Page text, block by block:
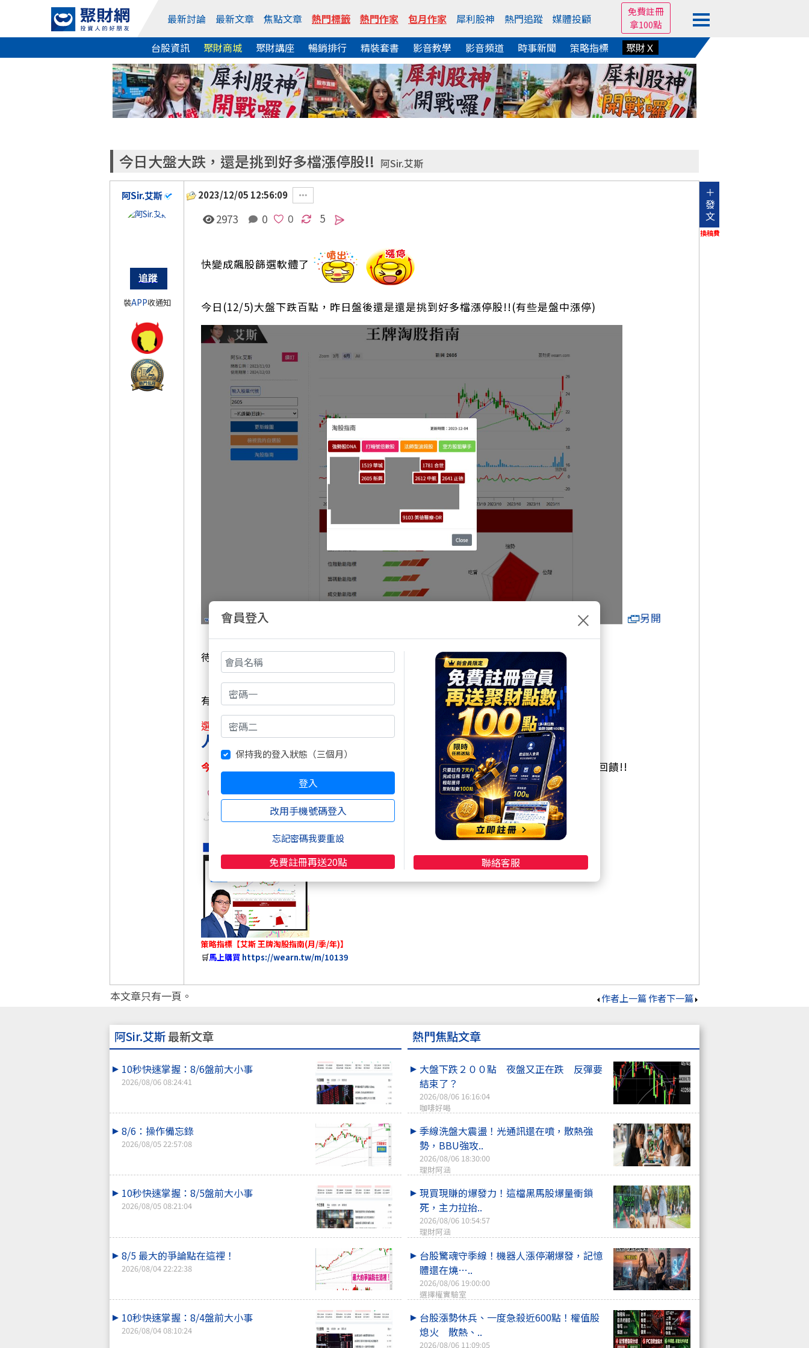
最新討論 最新文章 焦點文章 熱門標籤 熱門作家 包月作家 犀利股神 熱門追蹤 媒體投顧
免費註冊
拿100點
台股資訊 聚財商城 聚財講座 暢銷排行 精裝套書 影音教學 影音頻道 時事新聞 策略指標 聚財Ｘ
今日大盤大跌，還是挑到好多檔漲停股!! 阿Sir.艾斯
阿Sir.艾斯
裝APP收通知
2023/12/05 12:56:09
＋
發
文
換稿費
2973 0 5
快變成飆股篩選軟體了
今日(12/5)大盤下跌百點，昨日盤後還是還是挑到好多檔漲停股!!(有些是盤中漲停)
另開
待正式上架會再通知各位^^
有些個股短線不能追囉~ 昨日文章都有提醒
，今天立馬打到跌停~
選情告急!!
人氣王敬請支持阿Sir.艾斯!!
今日若有到達250票
，明日免設點直接公布最新的完整淘股名單(包括空方標的)作為回饋!!
5
策略指標【艾斯 王牌淘股指南(月/季/年)】
🛒馬上購買 https://wearn.tw/m/10139
本文章只有一頁。 作者上一篇作者下一篇
阿Sir.艾斯最新文章
10秒快速掌握：8/6盤前大小事
2026/08/06 08:24:41
8/6：操作備忘錄
2026/08/05 22:57:08
10秒快速掌握：8/5盤前大小事
2026/08/05 08:21:04
8/5 最大的爭論點在這裡！
2026/08/04 22:22:38
10秒快速掌握：8/4盤前大小事
2026/08/04 08:10:24
熱門焦點文章
大盤下跌２００點 夜盤又正在跌 反彈要
結束了？
2026/08/06 16:16:04
咖啡好喝
季線洗盤大震盪！光通訊還在噴，散熱強
勢，BBU強攻..
2026/08/06 18:30:00
理財阿涵
現買現賺的爆發力！這檔黑馬股爆量衝鎖
死，主力拉抬..
2026/08/06 10:54:57
理財阿涵
台股驚魂守季線！機器人漲停潮爆發，記憶
體還在燒…..
2026/08/06 19:00:00
選擇權實驗室
台股漲勢休兵、一度急殺近600點！權值股
熄火 散熱、..
2026/08/06 11:09:05
會員登入 ×
保持我的登入狀態（三個月）
登入
改用手機號碼登入
忘記密碼我要重設
免費註冊再送20點 聯絡客服